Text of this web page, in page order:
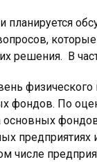
планируется
решения. В
физического
фондов. По
основных
предприятиях
числе